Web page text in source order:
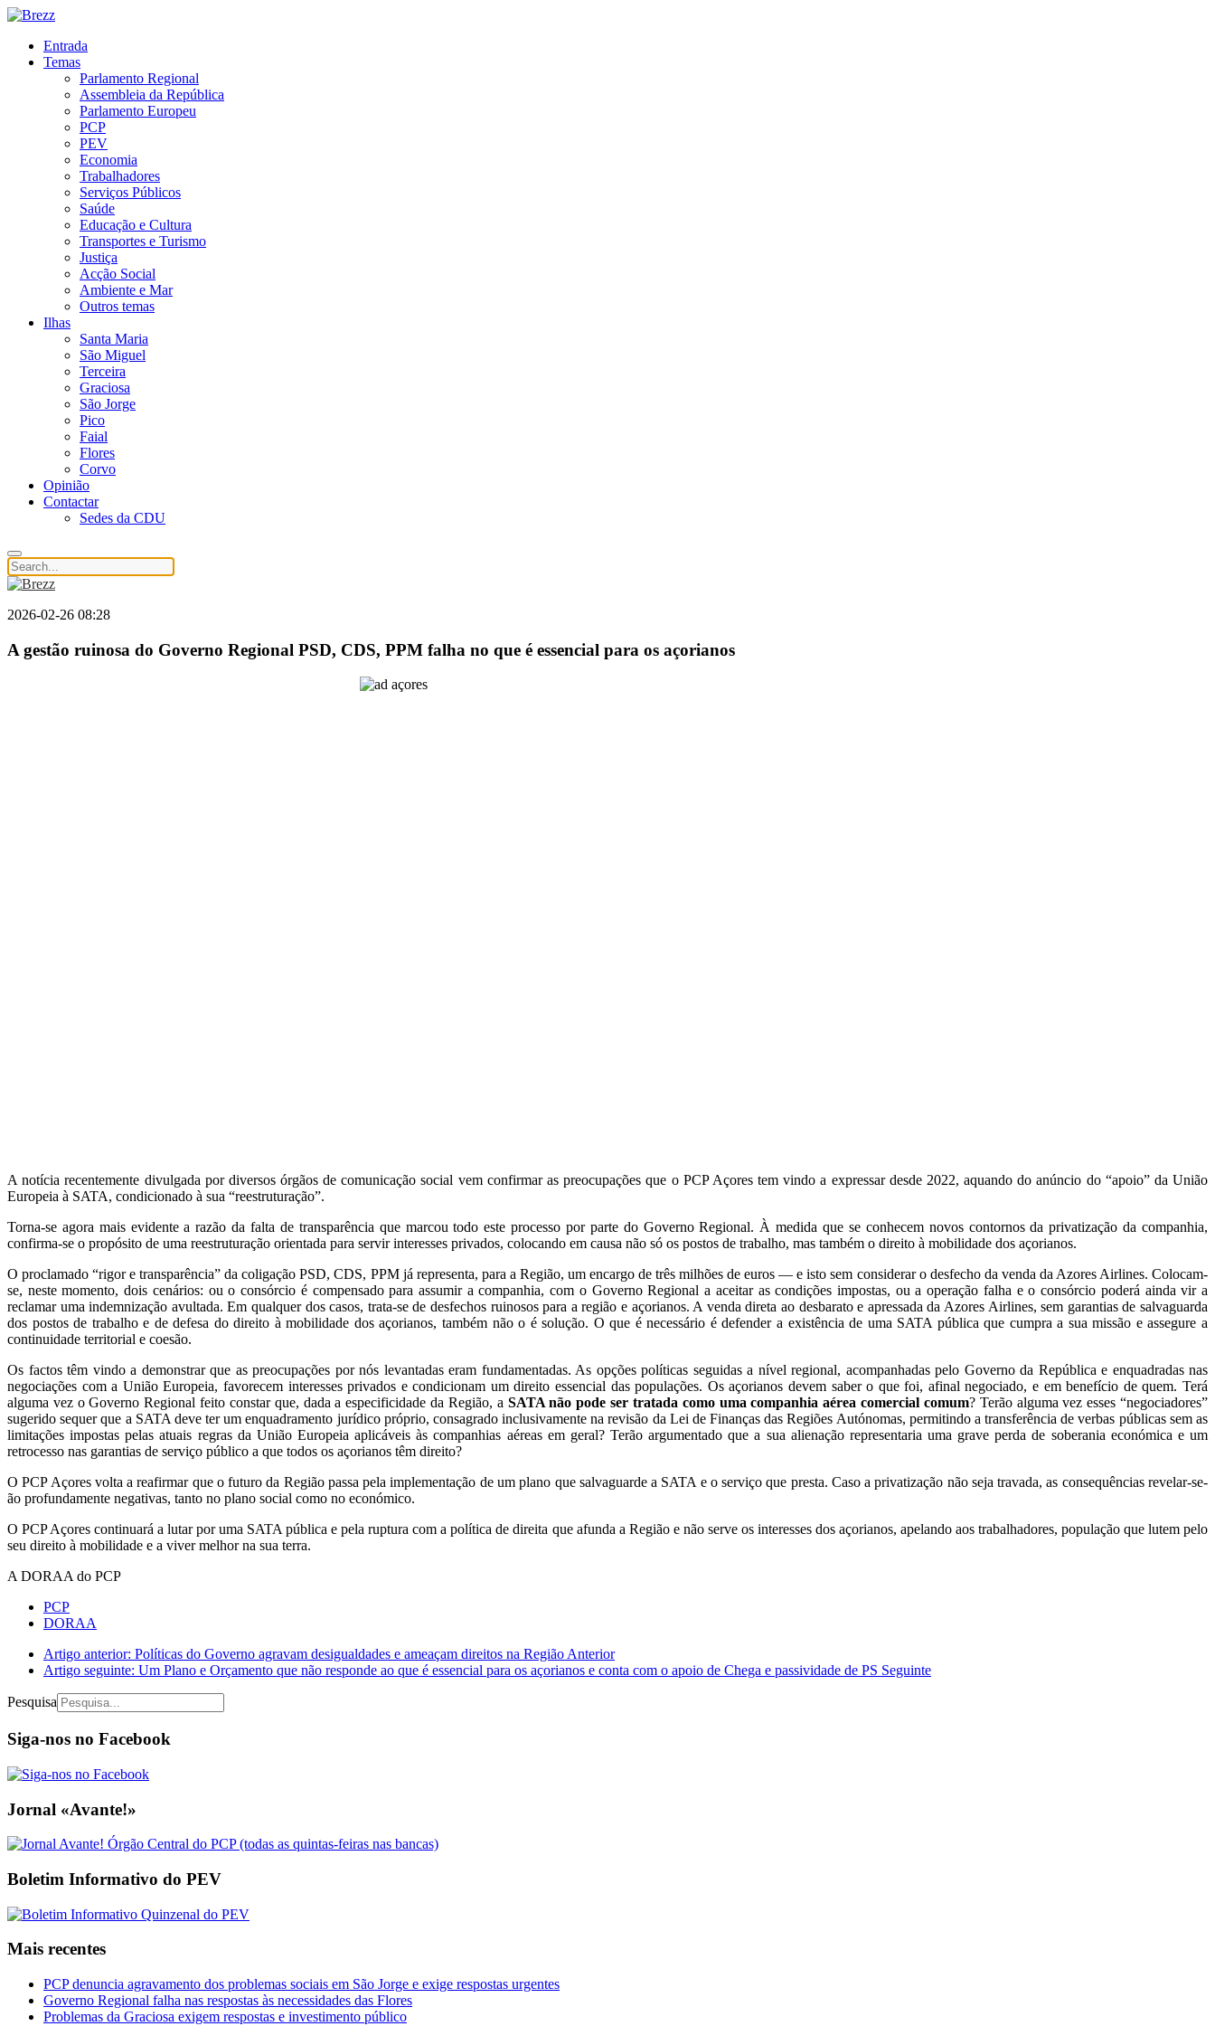
Entrada
Temas
Parlamento Regional
Assembleia da República
Parlamento Europeu
PCP
PEV
Economia
Trabalhadores
Serviços Públicos
Saúde
Educação e Cultura
Transportes e Turismo
Justiça
Acção Social
Ambiente e Mar
Outros temas
Ilhas
Santa Maria
São Miguel
Terceira
Graciosa
São Jorge
Pico
Faial
Flores
Corvo
Opinião
Contactar
Sedes da CDU
2026-02-26 08:28
A gestão ruinosa do Governo Regional PSD, CDS, PPM falha no que é essencial para os açorianos
A notícia recentemente divulgada por diversos órgãos de comunicação social vem confirmar as preocupações que o PCP Açores tem vindo a expressar desde 2022, aquando do anúncio do “apoio” da União
Europeia à SATA, condicionado à sua “reestruturação”.
Torna-se agora mais evidente a razão da falta de transparência que marcou todo este processo por parte do Governo Regional. À medida que se conhecem novos contornos da privatização da companhia,
confirma-se o propósito de uma reestruturação orientada para servir interesses privados, colocando em causa não só os postos de trabalho, mas também o direito à mobilidade dos açorianos.
O proclamado “rigor e transparência” da coligação PSD, CDS, PPM já representa, para a Região, um encargo de três milhões de euros — e isto sem considerar o desfecho da venda da Azores Airlines. Colocam-
se, neste momento, dois cenários: ou o consórcio é compensado para assumir a companhia, com o Governo Regional a aceitar as condições impostas, ou a operação falha e o consórcio poderá ainda vir a
reclamar uma indemnização avultada. Em qualquer dos casos, trata-se de desfechos ruinosos para a região e açorianos. A venda direta ao desbarato e apressada da Azores Airlines, sem garantias de salvaguarda
dos postos de trabalho e de defesa do direito à mobilidade dos açorianos, também não o é solução. O que é necessário é defender a existência de uma SATA pública que cumpra a sua missão e assegure a
continuidade territorial e coesão.
Os factos têm vindo a demonstrar que as preocupações por nós levantadas eram fundamentadas. As opções políticas seguidas a nível regional, acompanhadas pelo Governo da República e enquadradas nas
negociações com a União Europeia, favorecem interesses privados e condicionam um direito essencial das populações. Os açorianos devem saber o que foi, afinal negociado, e em benefício de quem. Terá
alguma vez o Governo Regional feito constar que, dada a especificidade da Região, aSATA não pode ser tratada como uma companhia aérea comercial comum? Terão alguma vez esses “negociadores”
sugerido sequer que a SATA deve ter um enquadramento jurídico próprio, consagrado inclusivamente na revisão da Lei de Finanças das Regiões Autónomas, permitindo a transferência de verbas públicas sem as
limitações impostas pelas atuais regras da União Europeia aplicáveis às companhias aéreas em geral? Terão argumentado que a sua alienação representaria uma grave perda de soberania económica e um
retrocesso nas garantias de serviço público a que todos os açorianos têm direito?
O PCP Açores volta a reafirmar que o futuro da Região passa pela implementação de um plano que salvaguarde a SATA e o serviço que presta. Caso a privatização não seja travada, as consequências revelar-se-
ão profundamente negativas, tanto no plano social como no económico.
O PCP Açores continuará a lutar por uma SATA pública e pela ruptura com a política de direita que afunda a Região e não serve os interesses dos açorianos, apelando aos trabalhadores, população que lutem pelo
seu direito à mobilidade e a viver melhor na sua terra.
A DORAA do PCP
PCP
DORAA
Artigo anterior: Políticas do Governo agravam desigualdades e ameaçam direitos na RegiãoAnterior
Artigo seguinte: Um Plano e Orçamento que não responde ao que é essencial para os açorianos e conta com o apoio de Chega e passividade de PS Seguinte
Pesquisa
Siga-nos no Facebook
Jornal «Avante!»
Boletim Informativo do PEV
Mais recentes
PCP denuncia agravamento dos problemas sociais em São Jorge e exige respostas urgentes
Governo Regional falha nas respostas às necessidades das Flores
Problemas da Graciosa exigem respostas e investimento público